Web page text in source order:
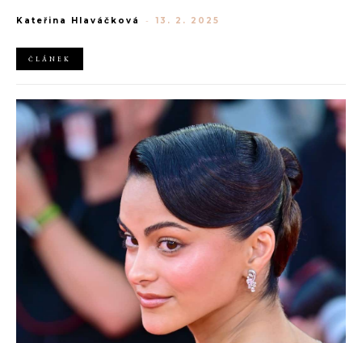
změnu odhalil film, vyprávějící příběh kabelky Wander a značka
Kateřina Hlaváčková - 13. 2. 2025
ČLÁNEK